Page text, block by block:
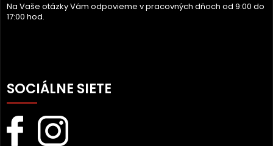
Na Vaše otázky Vám odpovieme v pracovných dňoch od 9:00 do
17:00 hod.
SOCIÁLNE SIETE